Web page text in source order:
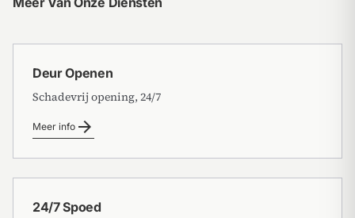
Deur Openen
Schadevrij opening, 24/7
Meer info arrow_forward
24/7 Spoed